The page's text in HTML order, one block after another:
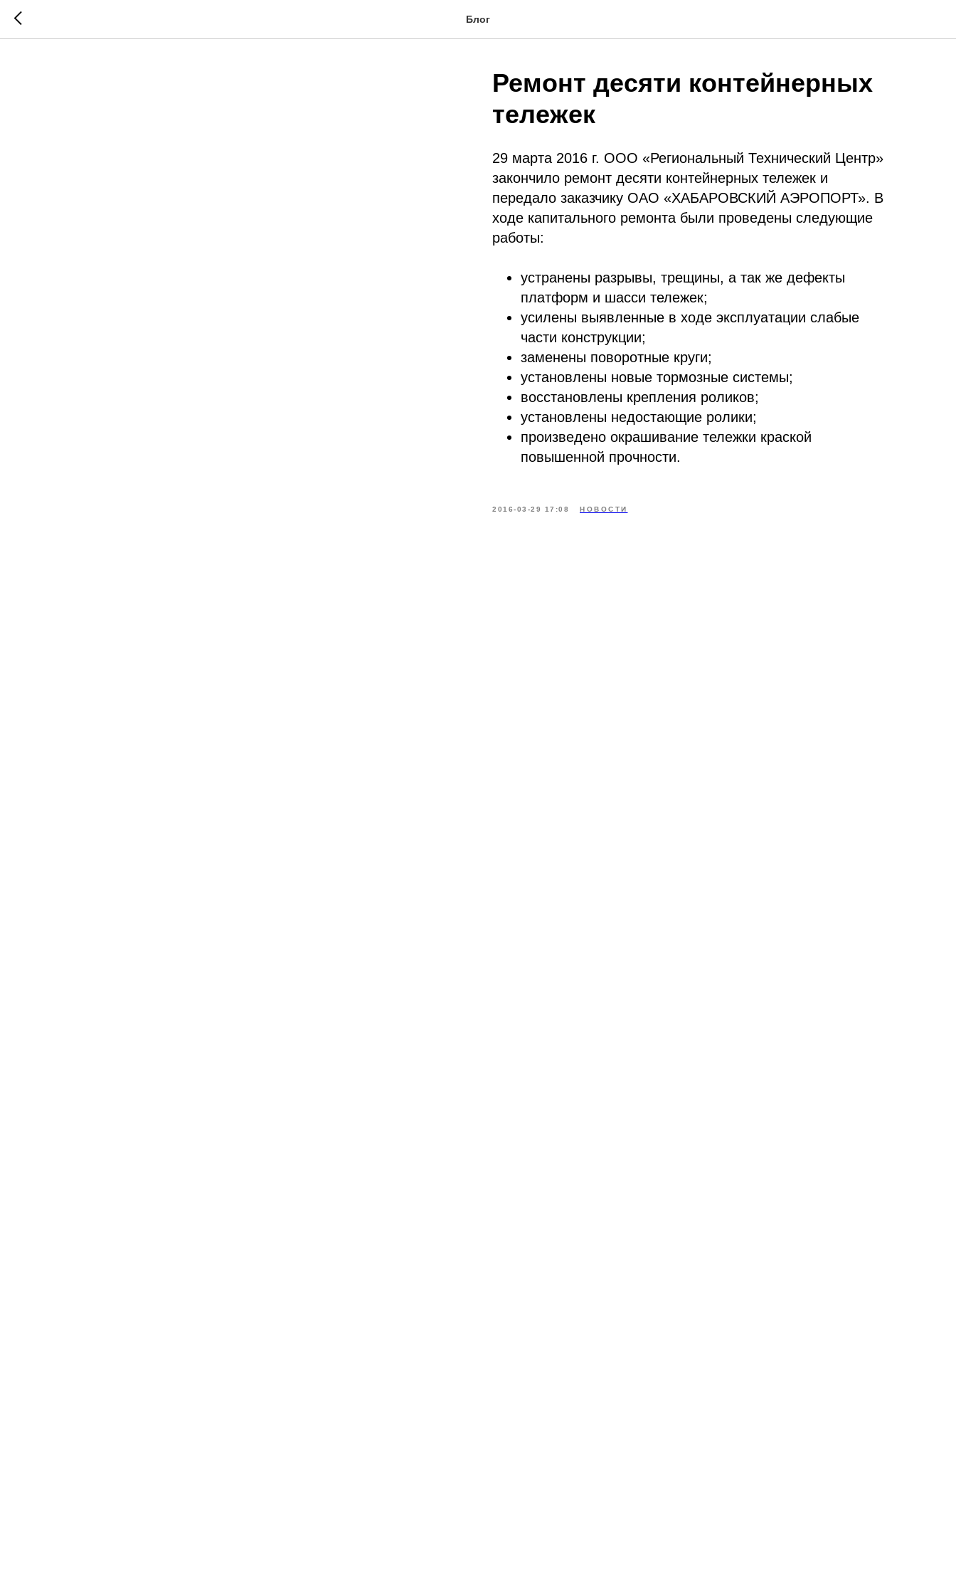
Блог
Ремонт десяти контейнерных
тележек
29 марта 2016 г. ООО «Региональный Технический Центр»
закончило ремонт десяти контейнерных тележек и
передало заказчику ОАО «ХАБАРОВСКИЙ АЭРОПОРТ». В
ходе капитального ремонта были проведены следующие
работы:
устранены разрывы, трещины, а так же дефекты
платформ и шасси тележек;
усилены выявленные в ходе эксплуатации слабые
части конструкции;
заменены поворотные круги;
установлены новые тормозные системы;
восстановлены крепления роликов;
установлены недостающие ролики;
произведено окрашивание тележки краской
повышенной прочности.
2016-03-29 17:08 НОВОСТИ